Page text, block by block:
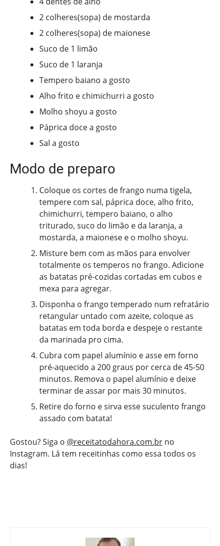
2 colheres(sopa) de mostarda
2 colheres(sopa) de maionese
Suco de 1 limão
Suco de 1 laranja
Tempero baiano a gosto
Alho frito e chimichurri a gosto
Molho shoyu a gosto
Páprica doce a gosto
Sal a gosto
Modo de preparo
Coloque os cortes de frango numa tigela,
tempere com sal, páprica doce, alho frito,
chimichurri, tempero baiano, o alho
triturado, suco do limão e da laranja, a
mostarda, a maionese e o molho shoyu.
Misture bem com as mãos para envolver
totalmente os temperos no frango. Adicione
as batatas pré-cozidas cortadas em cubos e
mexa para agregar.
Disponha o frango temperado num refratário
retangular untado com azeite, coloque as
batatas em toda borda e despeje o restante
da marinada pro cima.
Cubra com papel alumínio e asse em forno
pré-aquecido a 200 graus por cerca de 45-50
minutos. Remova o papel alumínio e deixe
terminar de assar por mais 30 minutos.
Retire do forno e sirva esse suculento frango
assado com batata!
Gostou? Siga o @receitatodahora.com.br no
Instagram. Lá tem receitinhas como essa todos os
dias!